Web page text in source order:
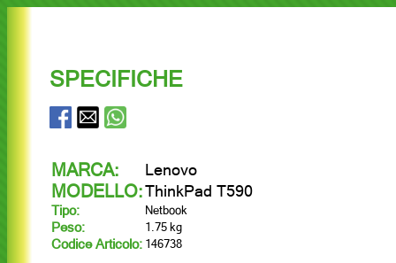
SPECIFICHE
MARCA: Lenovo
MODELLO:ThinkPad T590
Tipo: Netbook
Peso: 1.75 kg
Codice Articolo: 146738